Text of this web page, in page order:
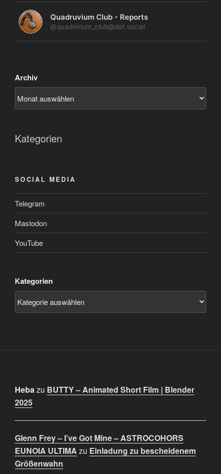
Quadruvium Club - Reports
@quadrivium_club@det.social
Archiv
Kategorien
SOCIAL MEDIA
Telegram
Mastodon
YouTube
Kategorien
Hebazu BUTTY – Animated Short Film | Blender
2025
Glenn Frey – I’ve Got Mine – ASTROCOHORS
EUNOIA ULTIMA zu Einladung zu bescheidenem
Größenwahn